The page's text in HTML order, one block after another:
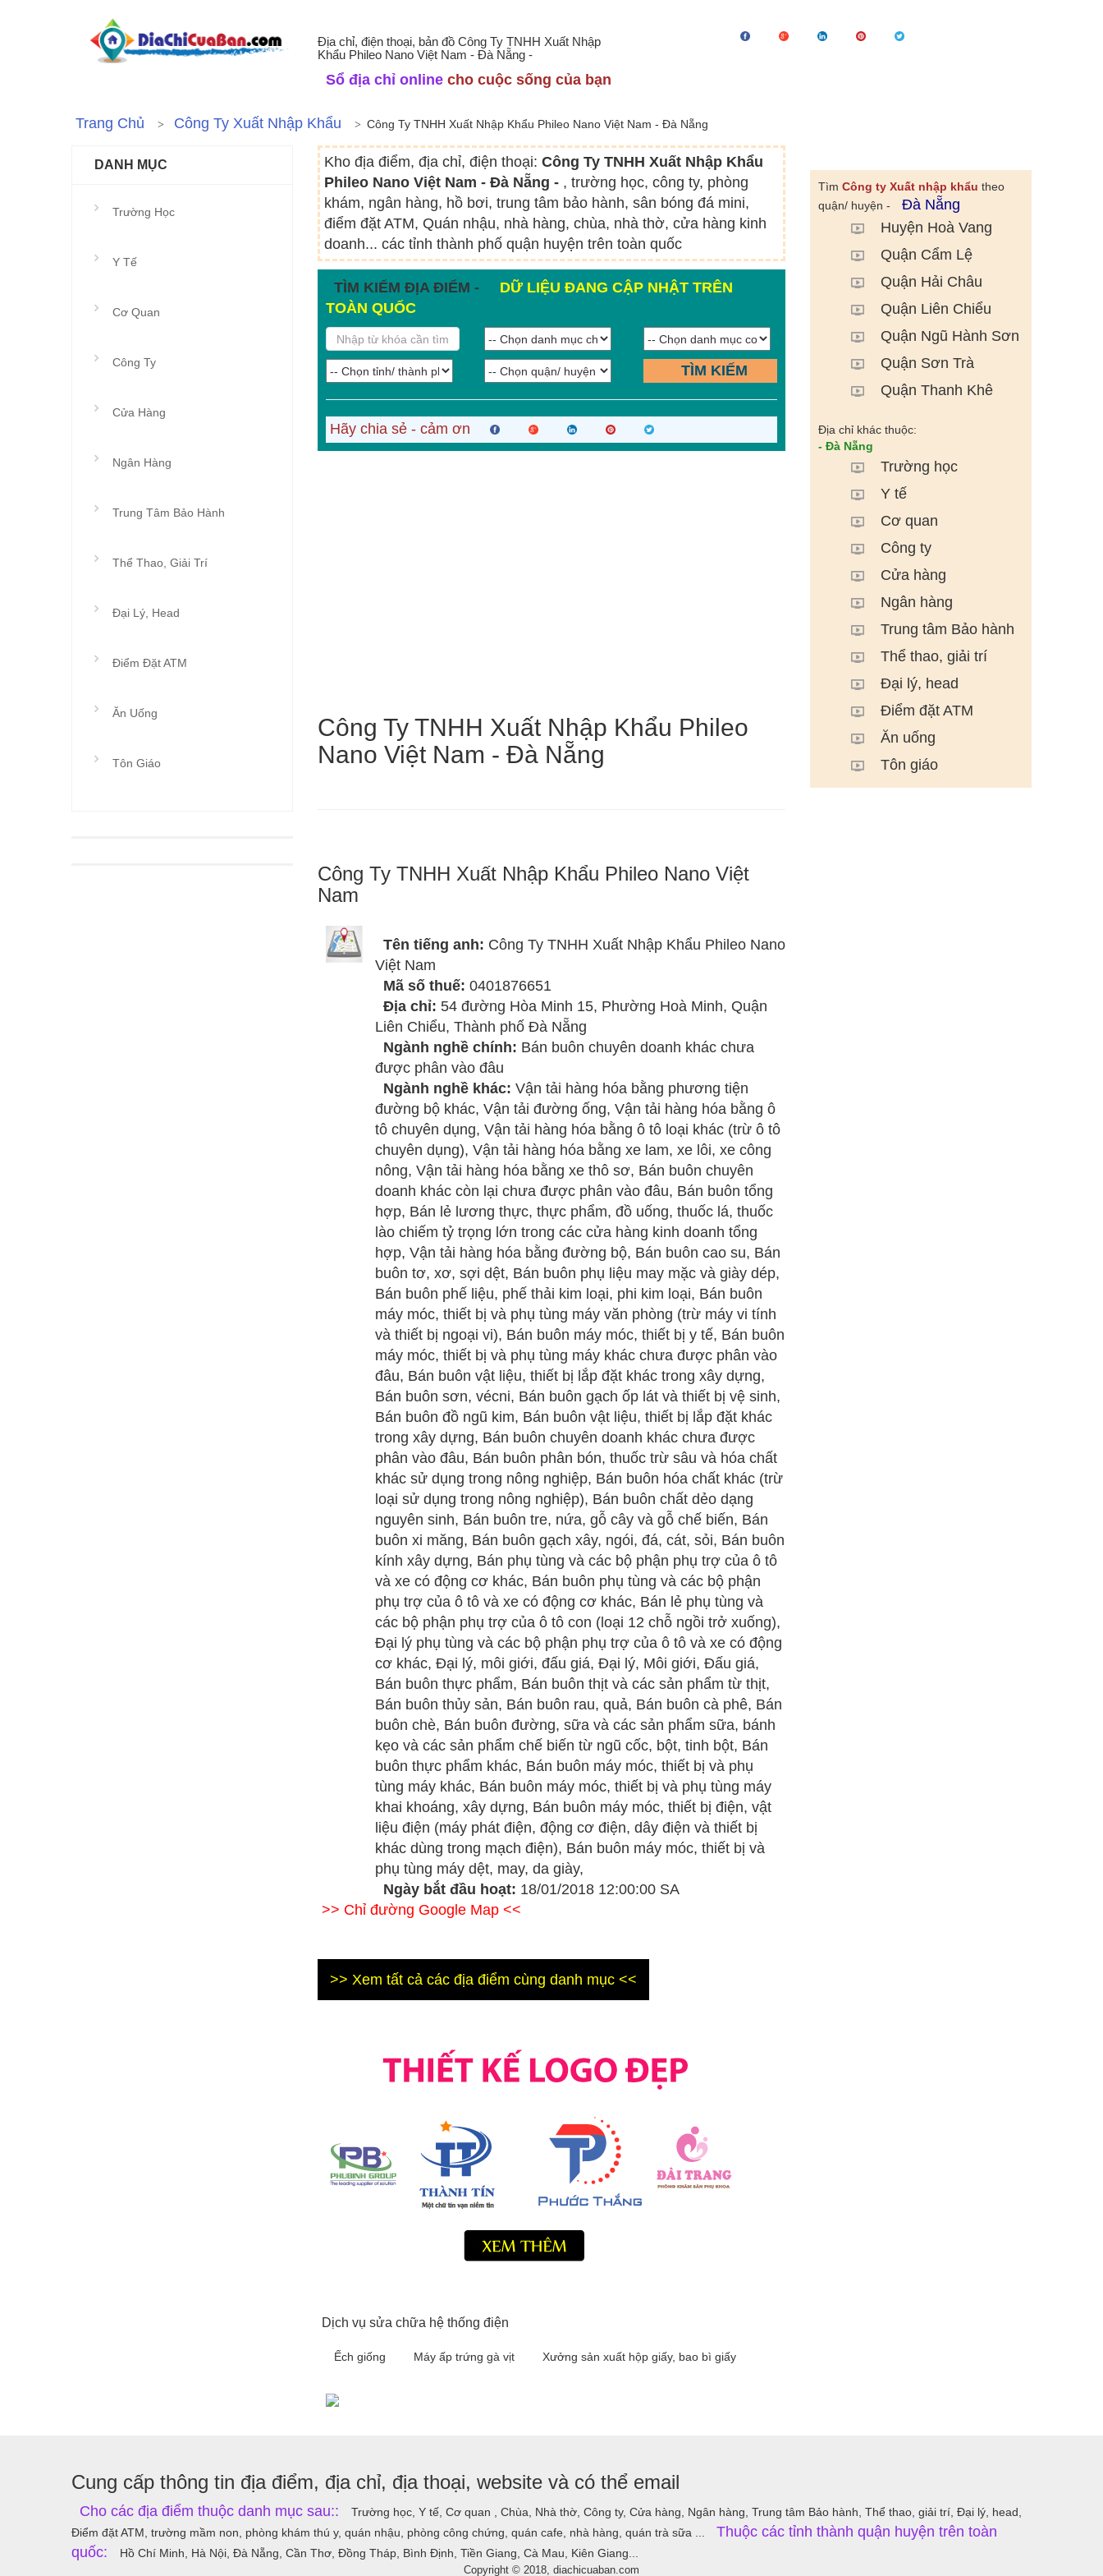
Địa chỉ, điện thoại, bản đồ Công Ty TNHH Xuất Nhập
Khẩu Phileo Nano Việt Nam - Đà Nẵng -
Sổ địa chỉ online cho cuộc sống của bạn
Trang Chủ Công Ty Xuất Nhập Khẩu Công Ty TNHH Xuất Nhập Khẩu Phileo Nano Việt Nam - Đà Nẵng
Kho địa điểm, địa chỉ, điện thoại: Công Ty TNHH Xuất Nhập Khẩu
Phileo Nano Việt Nam - Đà Nẵng - , trường học, công ty, phòng
khám, ngân hàng, hồ bơi, trung tâm bảo hành, sân bóng đá mini,
điểm đặt ATM, Quán nhậu, nhà hàng, chùa, nhà thờ, cửa hàng kinh
doanh... các tỉnh thành phố quận huyện trên toàn quốc
TÌM KIẾM ĐỊA ĐIỂM -
DỮ LIỆU ĐANG CẬP NHẬT TRÊN
TOÀN QUỐC
TÌM KIẾM
Hãy chia sẻ - cảm ơn
Công Ty TNHH Xuất Nhập Khẩu Phileo
Nano Việt Nam - Đà Nẵng
Công Ty TNHH Xuất Nhập Khẩu Phileo Nano Việt
Nam
Tên tiếng anh: Công Ty TNHH Xuất Nhập Khẩu Phileo Nano
Việt Nam
Mã số thuế: 0401876651
Địa chỉ: 54 đường Hòa Minh 15, Phường Hoà Minh, Quận
Liên Chiểu, Thành phố Đà Nẵng
Ngành nghề chính: Bán buôn chuyên doanh khác chưa
được phân vào đâu
Ngành nghề khác: Vận tải hàng hóa bằng phương tiện
đường bộ khác, Vận tải đường ống, Vận tải hàng hóa bằng ô
tô chuyên dụng, Vận tải hàng hóa bằng ô tô loại khác (trừ ô tô
chuyên dụng), Vận tải hàng hóa bằng xe lam, xe lôi, xe công
nông, Vận tải hàng hóa bằng xe thô sơ, Bán buôn chuyên
doanh khác còn lại chưa được phân vào đâu, Bán buôn tổng
hợp, Bán lẻ lương thực, thực phẩm, đồ uống, thuốc lá, thuốc
lào chiếm tỷ trọng lớn trong các cửa hàng kinh doanh tổng
hợp, Vận tải hàng hóa bằng đường bộ, Bán buôn cao su, Bán
buôn tơ, xơ, sợi dệt, Bán buôn phụ liệu may mặc và giày dép,
Bán buôn phế liệu, phế thải kim loại, phi kim loại, Bán buôn
máy móc, thiết bị và phụ tùng máy văn phòng (trừ máy vi tính
và thiết bị ngoại vi), Bán buôn máy móc, thiết bị y tế, Bán buôn
máy móc, thiết bị và phụ tùng máy khác chưa được phân vào
đâu, Bán buôn vật liệu, thiết bị lắp đặt khác trong xây dựng,
Bán buôn sơn, vécni, Bán buôn gạch ốp lát và thiết bị vệ sinh,
Bán buôn đồ ngũ kim, Bán buôn vật liệu, thiết bị lắp đặt khác
trong xây dựng, Bán buôn chuyên doanh khác chưa được
phân vào đâu, Bán buôn phân bón, thuốc trừ sâu và hóa chất
khác sử dụng trong nông nghiệp, Bán buôn hóa chất khác (trừ
loại sử dụng trong nông nghiệp), Bán buôn chất dẻo dạng
nguyên sinh, Bán buôn tre, nứa, gỗ cây và gỗ chế biến, Bán
buôn xi măng, Bán buôn gạch xây, ngói, đá, cát, sỏi, Bán buôn
kính xây dựng, Bán phụ tùng và các bộ phận phụ trợ của ô tô
và xe có động cơ khác, Bán buôn phụ tùng và các bộ phận
phụ trợ của ô tô và xe có động cơ khác, Bán lẻ phụ tùng và
các bộ phận phụ trợ của ô tô con (loại 12 chỗ ngồi trở xuống),
Đại lý phụ tùng và các bộ phận phụ trợ của ô tô và xe có động
cơ khác, Đại lý, môi giới, đấu giá, Đại lý, Môi giới, Đấu giá,
Bán buôn thực phẩm, Bán buôn thịt và các sản phẩm từ thịt,
Bán buôn thủy sản, Bán buôn rau, quả, Bán buôn cà phê, Bán
buôn chè, Bán buôn đường, sữa và các sản phẩm sữa, bánh
kẹo và các sản phẩm chế biến từ ngũ cốc, bột, tinh bột, Bán
buôn thực phẩm khác, Bán buôn máy móc, thiết bị và phụ
tùng máy khác, Bán buôn máy móc, thiết bị và phụ tùng máy
khai khoáng, xây dựng, Bán buôn máy móc, thiết bị điện, vật
liệu điện (máy phát điện, động cơ điện, dây điện và thiết bị
khác dùng trong mạch điện), Bán buôn máy móc, thiết bị và
phụ tùng máy dệt, may, da giày,
Ngày bắt đầu hoạt: 18/01/2018 12:00:00 SA
>> Chỉ đường Google Map <<
>> Xem tất cả các địa điểm cùng danh mục <<
Dịch vụ sửa chữa hệ thống điện
Ếch giống Máy ấp trứng gà vịt Xưởng sản xuất hộp giấy, bao bì giấy
Tìm Công ty Xuất nhập khẩu theo
quận/ huyện -
Đà Nẵng
Huyện Hoà Vang
Quận Cẩm Lệ
Quận Hải Châu
Quận Liên Chiểu
Quận Ngũ Hành Sơn
Quận Sơn Trà
Quận Thanh Khê
Địa chỉ khác thuộc:
- Đà Nẵng
Trường học
Y tế
Cơ quan
Công ty
Cửa hàng
Ngân hàng
Trung tâm Bảo hành
Thể thao, giải trí
Đại lý, head
Điểm đặt ATM
Ăn uống
Tôn giáo
DANH MỤC
Trường Học
Y Tế
Cơ Quan
Công Ty
Cửa Hàng
Ngân Hàng
Trung Tâm Bảo Hành
Thể Thao, Giải Trí
Đại Lý, Head
Điểm Đặt ATM
Ăn Uống
Tôn Giáo
Cung cấp thông tin địa điểm, địa chỉ, địa thoại, website và có thể email
Cho các địa điểm thuộc danh mục sau::
Trường học, Y tế, Cơ quan , Chùa, Nhà thờ, Công ty, Cửa hàng, Ngân hàng, Trung tâm Bảo hành, Thể thao, giải trí, Đại lý, head,
Điểm đặt ATM, trường mầm non, phòng khám thú y, quán nhậu, phòng công chứng, quán cafe, nhà hàng, quán trà sữa ...
Thuộc các tỉnh thành quận huyện trên toàn
quốc:
Hồ Chí Minh, Hà Nội, Đà Nẵng, Cần Thơ, Đồng Tháp, Bình Định, Tiền Giang, Cà Mau, Kiên Giang...
Copyright © 2018, diachicuaban.com